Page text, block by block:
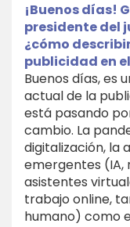
¡Buenos días!
presidente del
¿cómo
publicidad en
Buenos días, es
actual de la
está pasando
cambio. La
digitalización, la
emergentes (IA,
asistentes
trabajo online,
humano) como